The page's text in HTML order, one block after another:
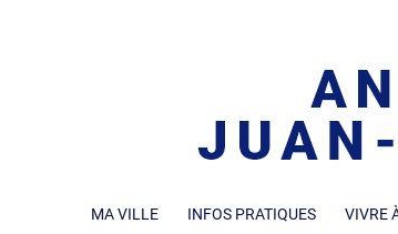
MA VILLE INFOS PRATIQUES VIVRE